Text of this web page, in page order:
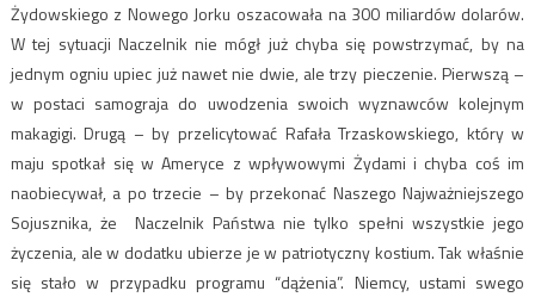
Żydowskiego z Nowego Jorku oszacowała na 300 miliardów dolarów.
W tej sytuacji Naczelnik nie mógł już chyba się powstrzymać, by na
jednym ogniu upiec już nawet nie dwie, ale trzy pieczenie. Pierwszą –
w postaci samograja do uwodzenia swoich wyznawców kolejnym
makagigi. Drugą – by przelicytować Rafała Trzaskowskiego, który w
maju spotkał się w Ameryce z wpływowymi Żydami i chyba coś im
naobiecywał, a po trzecie – by przekonać Naszego Najważniejszego
Sojusznika, że Naczelnik Państwa nie tylko spełni wszystkie jego
życzenia, ale w dodatku ubierze je w patriotyczny kostium. Tak właśnie
się stało w przypadku programu “dążenia”. Niemcy, ustami swego